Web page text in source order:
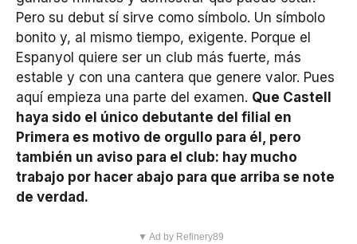
Pero su debut sí sirve como símbolo. Un símbolo
bonito y, al mismo tiempo, exigente. Porque el
Espanyol quiere ser un club más fuerte, más
estable y con una cantera que genere valor. Pues
aquí empieza una parte del examen. Que Castell
haya sido el único debutante del filial en
Primera es motivo de orgullo para él, pero
también un aviso para el club: hay mucho
trabajo por hacer abajo para que arriba se note
de verdad.
▼ Ad by Refinery89